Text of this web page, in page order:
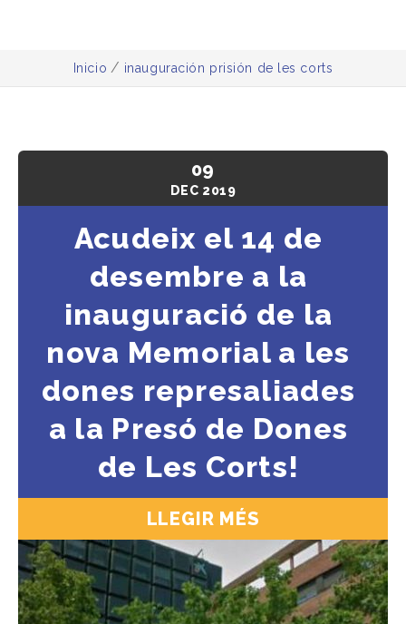
Inicio / inauguración prisión de les corts
09
DEC 2019
Acudeix el 14 de
desembre a la
inauguració de la
nova Memorial a les
dones represaliades
a la Presó de Dones
de Les Corts!
LLEGIR MÉS